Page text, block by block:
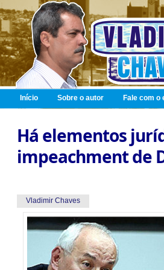
Início Sobre o autor Fale com o
Há elementos
impeachment de
Vladimir Chaves